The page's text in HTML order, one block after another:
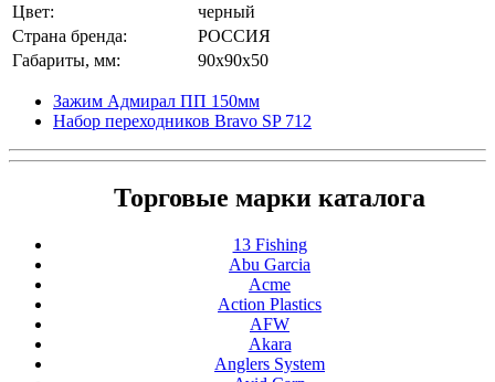
Цвет:
черный
Страна бренда:
РОССИЯ
Габариты, мм:
90x90x50
Зажим Адмирал ПП 150мм
Набор переходников Bravo SP 712
Торговые марки каталога
13 Fishing
Abu Garcia
Acme
Action Plastics
AFW
Akara
Anglers System